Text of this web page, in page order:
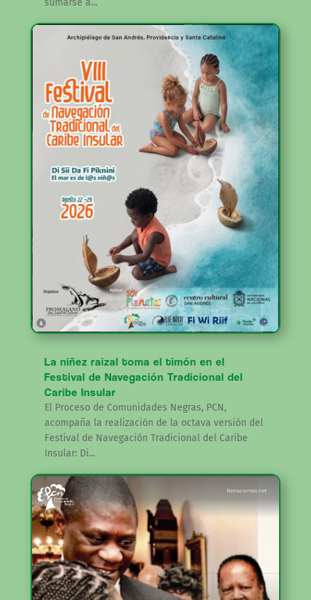
sumarse a...
La niñez raizal toma el timón en el
Festival de Navegación Tradicional del
Caribe Insular
El Proceso de Comunidades Negras, PCN,
acompaña la realización de la octava versión del
Festival de Navegación Tradicional del Caribe
Insular: Di...